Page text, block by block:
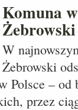
Komuna
Żebrowski
W
Żebrowski
Polsce –
przez